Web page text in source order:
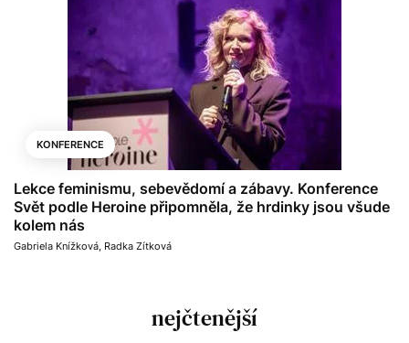
KONFERENCE
Lekce feminismu, sebevědomí a zábavy. Konference
Svět podle Heroine připomněla, že hrdinky jsou všude
kolem nás
Gabriela Knížková, Radka Zítková
nejčtenější